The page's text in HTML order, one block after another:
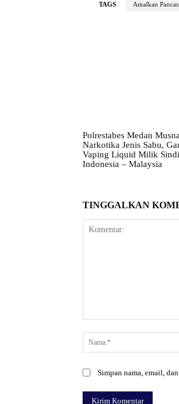
TAGS Amalkan
Polrestabes Medan
Narkotika Jenis Sabu,
Vaping Liquid Milik
Indonesia – Malaysia
TINGGALKAN
Simpan nama, email,